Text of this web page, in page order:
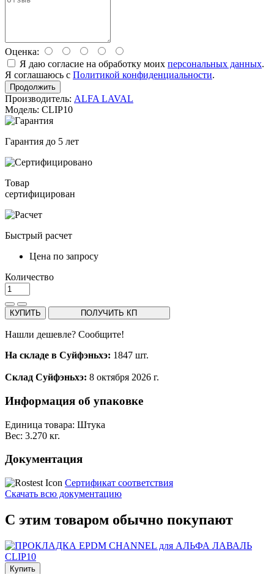
Оценка:
Я даю согласие на обработку моих персональных данных.
Я соглашаюсь с Политикой конфиденциальности.
Продолжить
Производитель: ALFA LAVAL
Модель: CLIP10
Гарантия до 5 лет
Товар
сертифицирован
Быстрый расчет
Цена по запросу
Количество
КУПИТЬ ПОЛУЧИТЬ КП
Нашли дешевле? Сообщите!
На складе в Суйфэньхэ: 1847 шт.
Склад Суйфэньхэ: 8 октября 2026 г.
Информация об упаковке
Единица товара: Штука
Вес: 3.270 кг.
Документация
Сертификат соответствия
Скачать всю документацию
С этим товаром обычно покупают
Купить